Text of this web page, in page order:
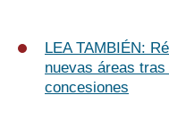
LEA TAMBIÉN:
nuevas áreas
concesiones